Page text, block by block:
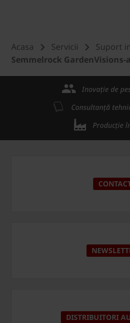
Acasa Servicii
Suport
Semmelrock GardenVisions-
Inovație de
Consultanță
Producție
DISTRIBUITORI